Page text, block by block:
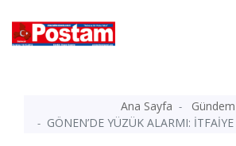
Ana Sayfa
Gündem
GÖNEN’DE YÜZÜK ALARMI: